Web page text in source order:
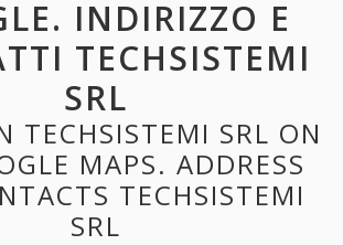
INDIRIZZO E
TECHSISTEMI
SRL
TECHSISTEMI SRL ON
MAPS. ADDRESS
TECHSISTEMI
SRL